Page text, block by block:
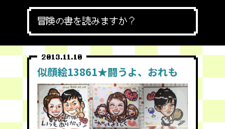
冒険の書を読みますか？
2013.11.10
似顔絵13861★闘うよ、おれも